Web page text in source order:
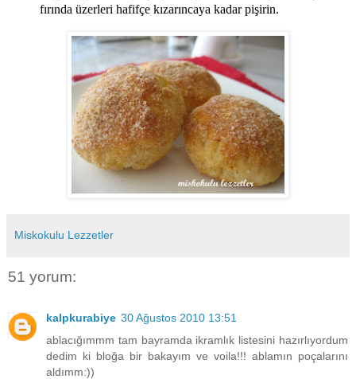
fırında üzerleri hafifçe kızarıncaya kadar pişirin.
Miskokulu Lezzetler
51 yorum:
kalpkurabiye 30 Ağustos 2010 13:51
ablacığımmm tam bayramda ikramlık listesini hazırlıyordum
dedim ki bloğa bir bakayım ve voila!!! ablamın poçalarını
aldımm:))